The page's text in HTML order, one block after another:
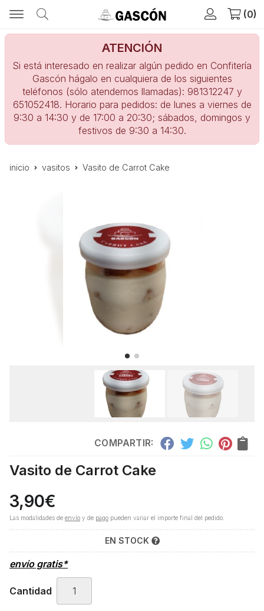
0
ATENCIÓN
Si está interesado en realizar algún pedido en Confitería
Gascón hágalo en cualquiera de los siguientes
teléfonos (sólo atendemos llamadas): 981312247 y
651052418. Horario para pedidos: de lunes a viernes de
9:30 a 14:30 y de 17:00 a 20:30; sábados, domingos y
festivos de 9:30 a 14:30.
inicio vasitos Vasito de Carrot Cake
COMPARTIR:
Vasito de Carrot Cake
3,90€
Las modalidades de envío y de pago pueden variar el importe final del pedido.
EN STOCK
envío gratis*
Cantidad